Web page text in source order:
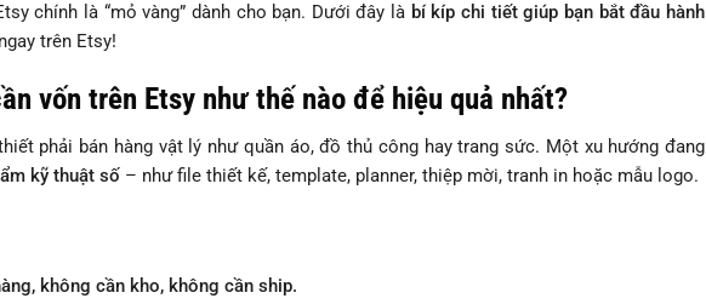
chính là “mỏ vàng” dành cho bạn. Dưới đây là bí kíp chi tiết giúp bạn bắt đầu hành
ngay trên Etsy!
vốn trên Etsy như thế nào để hiệu quả nhất?
phải bán hàng vật lý như quần áo, đồ thủ công hay trang sức. Một xu hướng đang
kỹ thuật số – như file thiết kế, template, planner, thiệp mời, tranh in hoặc mẫu logo.
không cần kho, không cần ship.